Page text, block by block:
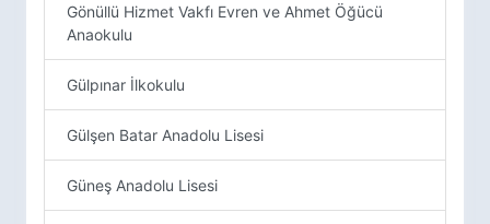
Gönüllü Hizmet Vakfı Evren ve Ahmet Öğücü
Anaokulu
Gülpınar İlkokulu
Gülşen Batar Anadolu Lisesi
Güneş Anadolu Lisesi